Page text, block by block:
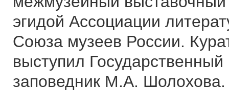
эгидой Ассоциации
Союза музеев России.
выступил Государственный
заповедник М.А. Шолохова.